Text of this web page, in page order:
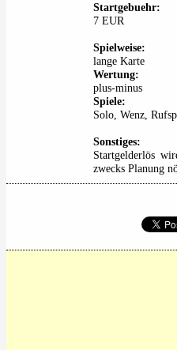
Startgebuehr:
7 EUR
Spielweise:
lange Karte
Wertung:
plus-minus
Spiele:
Solo, Wenz,
Sonstiges:
Startgelderlös
zwecks Planung